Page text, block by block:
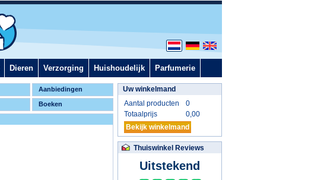
Dieren Verzorging Huishoudelijk Parfumerie
Aanbiedingen
Boeken
Uw winkelmand
Aantal producten
0
Totaalprijs
0,00
Bekijk winkelmand
Thuiswinkel Reviews
Uitstekend